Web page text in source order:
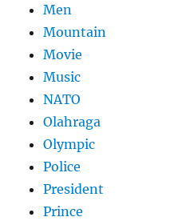
Men
Mountain
Movie
Music
NATO
Olahraga
Olympic
Police
President
Prince